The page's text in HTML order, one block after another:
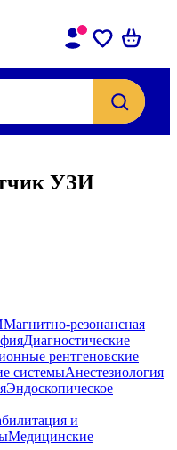
УЗИ
Магнитно-резонансная
Диагностические
рентгеновские
системыАнестезиология
Эндоскопическое
и
Медицинские